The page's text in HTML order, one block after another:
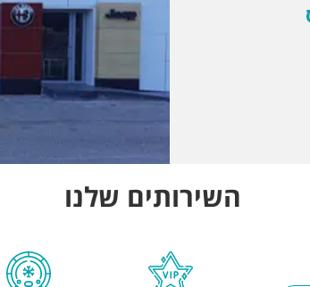
השירותים שלנו